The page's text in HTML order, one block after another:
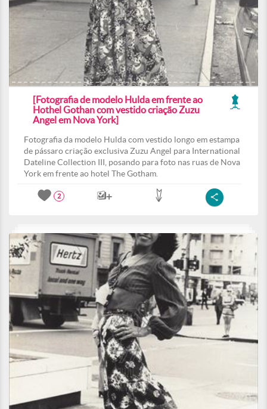
[Fotografia de modelo Hulda em frente ao
Hothel Gothan com vestido criação Zuzu
Angel em Nova York]
Fotografia da modelo Hulda com vestido longo em estampa
de pássaro criação exclusiva Zuzu Angel para International
Dateline Collection III, posando para foto nas ruas de Nova
York em frente ao hotel The Gotham.
2